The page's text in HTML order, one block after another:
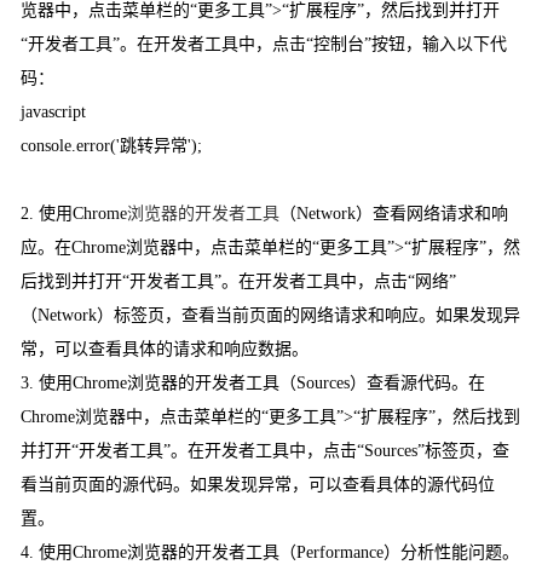
览器中，点击菜单栏的“更多工具”>“扩展程序”，然后找到并打开
“开发者工具”。在开发者工具中，点击“控制台”按钮，输入以下代
码：
javascript
console.error('跳转异常');
2. 使用Chrome浏览器的开发者工具 （Network）查看网络请求和响
应。在Chrome浏览器中，点击菜单栏的“更多工具”>“扩展程序”，然
后找到并打开“开发者工具”。在开发者工具中，点击“网络”
（Network）标签页，查看当前页面的网络请求和响应。如果发现异
常，可以查看具体的请求和响应数据。
3. 使用Chrome浏览器的开发者工具（Sources）查看源代码。在
Chrome浏览器中，点击菜单栏的“更多工具”>“扩展程序”，然后找到
并打开“开发者工具”。在开发者工具中，点击“Sources”标签页，查
看当前页面的源代码。如果发现异常，可以查看具体的源代码位
置。
4. 使用Chrome浏览器的开发者工具（Performance）分析性能问题。